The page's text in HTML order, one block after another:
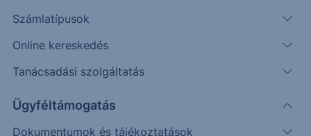
Számlatípusok
Online kereskedés
Tanácsadási szolgáltatás
Ügyféltámogatás
Dokumentumok és tájékoztatások
Az elsődleges szcenárióként kezelt ék alakzat
lehetősége tört.